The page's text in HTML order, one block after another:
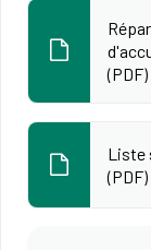
(PDF)
Liste
(PDF)